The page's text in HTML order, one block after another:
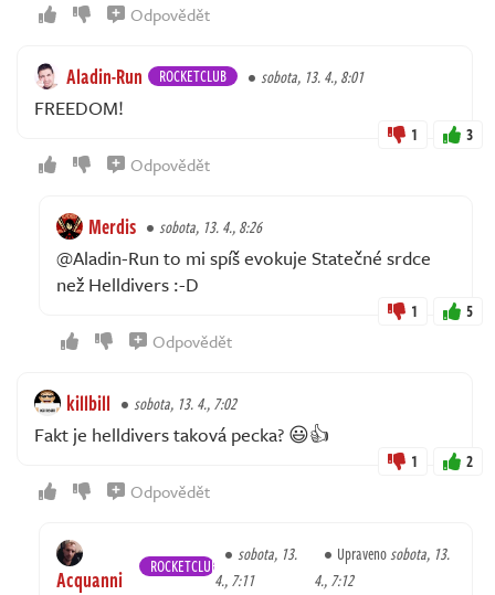
Odpovědět
Aladin-Run ROCKETCLUB sobota, 13. 4., 8:01
FREEDOM!
1 3
Odpovědět
Merdis sobota, 13. 4., 8:26
@Aladin-Run to mi spíš evokuje Statečné srdce
než Helldivers :⁠-⁠D
1 5
Odpovědět
killbill sobota, 13. 4., 7:02
Fakt je helldivers taková pecka? 😃👍
1 2
Odpovědět
Acquanni ROCKETCLUB
sobota, 13.
4., 7:11
Upravenosobota, 13.
4., 7:12